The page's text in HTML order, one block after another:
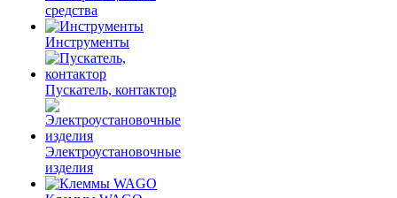
средства
Инструменты
Пускатель, контактор
Электроустановочные
изделия